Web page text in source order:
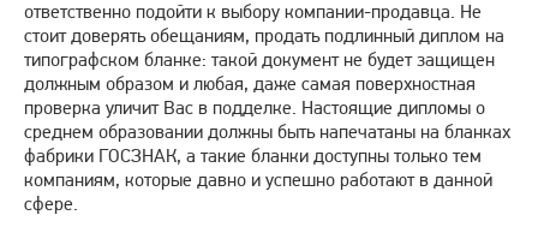
ответственно подойти к выбору компании-продавца. Не
стоит доверять обещаниям, продать подлинный диплом на
типографском бланке: такой документ не будет защищен
должным образом и любая, даже самая поверхностная
проверка уличит Вас в подделке. Настоящие дипломы о
среднем образовании должны быть напечатаны на бланках
фабрики ГОСЗНАК, а такие бланки доступны только тем
компаниям, которые давно и успешно работают в данной
сфере.